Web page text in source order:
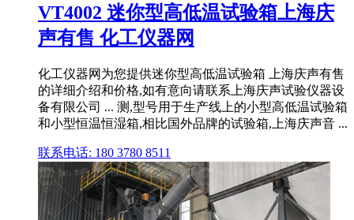
VT4002 迷你型高低温试验箱上海庆
声有售 化工仪器网
化工仪器网为您提供迷你型高低温试验箱 上海庆声有售
的详细介绍和价格,如有意向请联系上海庆声试验仪器设
备有限公司 ... 测,型号用于生产线上的小型高低温试验箱
和小型恒温恒湿箱,相比国外品牌的试验箱,上海庆声音 ...
联系电话: 180 3780 8511